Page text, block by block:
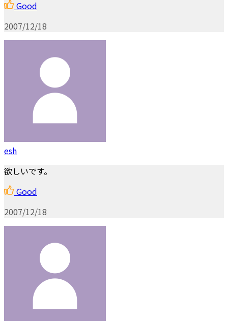
Good
2007/12/18
esh
欲しいです。
Good
2007/12/18